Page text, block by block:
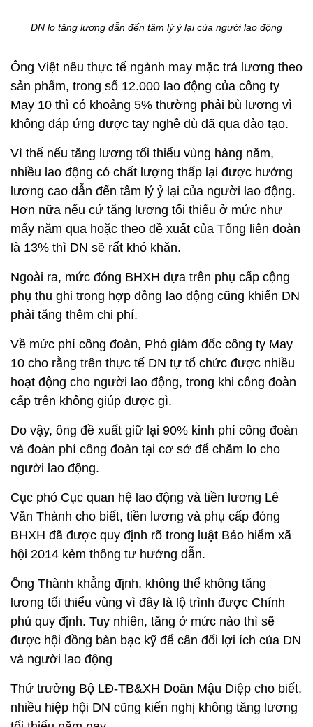
DN lo tăng lương dẫn đến tâm lý ỷ lại của người lao động
Ông Việt nêu thực tế ngành may mặc trả lương theo
sản phẩm, trong số 12.000 lao động của công ty
May 10 thì có khoảng 5% thường phải bù lương vì
không đáp ứng được tay nghề dù đã qua đào tạo.
Vì thế nếu tăng lương tối thiểu vùng hàng năm,
nhiều lao động có chất lượng thấp lại được hưởng
lương cao dẫn đến tâm lý ỷ lại của người lao động.
Hơn nữa nếu cứ tăng lương tối thiểu ở mức như
mấy năm qua hoặc theo đề xuất của Tổng liên đoàn
là 13% thì DN sẽ rất khó khăn.
Ngoài ra, mức đóng BHXH dựa trên phụ cấp cộng
phụ thu ghi trong hợp đồng lao động cũng khiến DN
phải tăng thêm chi phí.
Về mức phí công đoàn, Phó giám đốc công ty May
10 cho rằng trên thực tế DN tự tổ chức được nhiều
hoạt động cho người lao động, trong khi công đoàn
cấp trên không giúp được gì.
Do vậy, ông đề xuất giữ lại 90% kinh phí công đoàn
và đoàn phí công đoàn tại cơ sở để chăm lo cho
người lao động.
Cục phó Cục quan hệ lao động và tiền lương Lê
Văn Thành cho biết, tiền lương và phụ cấp đóng
BHXH đã được quy định rõ trong luật Bảo hiểm xã
hội 2014 kèm thông tư hướng dẫn.
Ông Thành khẳng định, không thể không tăng
lương tối thiểu vùng vì đây là lộ trình được Chính
phủ quy định. Tuy nhiên, tăng ở mức nào thì sẽ
được hội đồng bàn bạc kỹ để cân đối lợi ích của DN
và người lao động
Thứ trưởng Bộ LĐ-TB&XH Doãn Mậu Diệp cho biết,
nhiều hiệp hội DN cũng kiến nghị không tăng lương